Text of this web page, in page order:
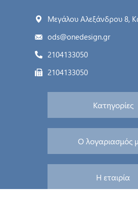
Μεγάλου Αλεξάνδρου 8,
ods@onedesign.gr
2104133050
2104133050
Κατηγορίες
Ο λογαριασμός
Η εταιρία